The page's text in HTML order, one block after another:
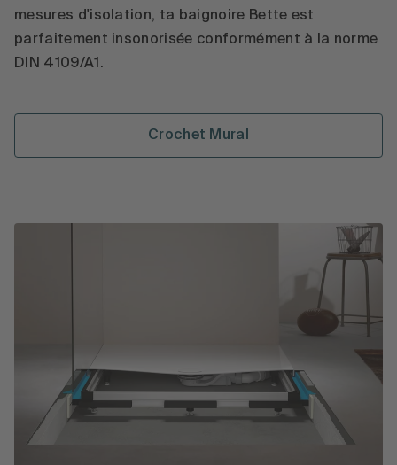
mesures d'isolation, ta baignoire Bette est
parfaitement insonorisée conformément à la norme
DIN 4109/A1.
Crochet Mural